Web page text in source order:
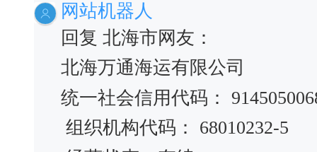
网站机器人
回复 北海市网友：
北海万通海运有限公司
统一社会信用代码：
组织机构代码： 68010232-5